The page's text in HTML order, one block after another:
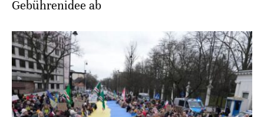
Gebührenidee ab